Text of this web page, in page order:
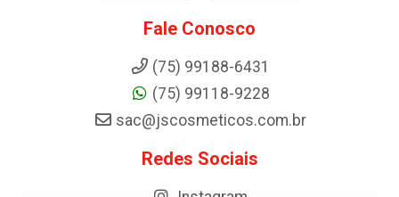
Fale Conosco
(75) 99188-6431
(75) 99118-9228
sac@jscosmeticos.com.br
Redes Sociais